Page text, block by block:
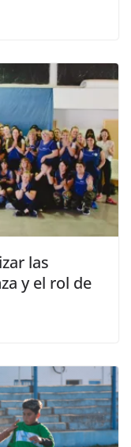
las
y el rol de